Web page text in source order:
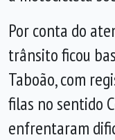
Por conta do
trânsito ficou
Taboão, com
filas no sentido
enfrentaram